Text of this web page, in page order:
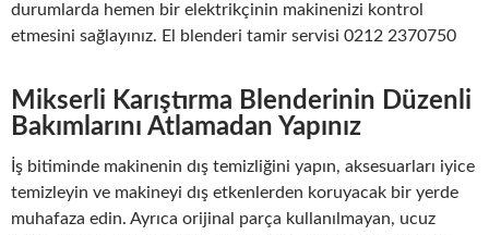
durumlarda hemen bir elektrikçinin makinenizi kontrol
etmesini sağlayınız. El blenderi tamir servisi 0212 2370750
Mikserli Karıştırma Blenderinin Düzenli
Bakımlarını Atlamadan Yapınız
İş bitiminde makinenin dış temizliğini yapın, aksesuarları iyice
temizleyin ve makineyi dış etkenlerden koruyacak bir yerde
muhafaza edin. Ayrıca orijinal parça kullanılmayan, ucuz